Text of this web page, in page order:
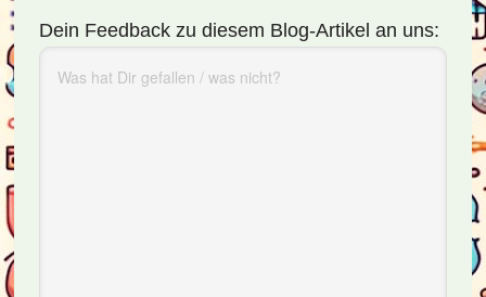
Dein Feedback zu diesem Blog-Artikel an uns: